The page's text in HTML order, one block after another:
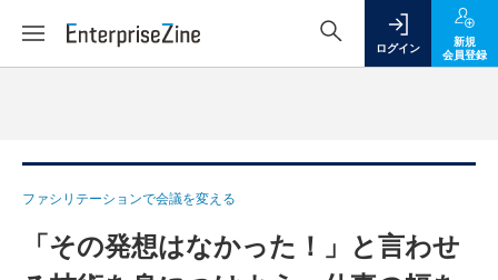
ログイン
新規
会員登録
ファシリテーションで会議を変える
「その発想はなかった！」と言わせ